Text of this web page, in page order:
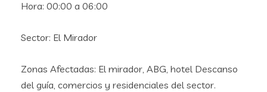
Hora: 00:00 a 06:00
Sector: El Mirador
Zonas Afectadas: El mirador, ABG, hotel Descanso
del guía, comercios y residenciales del sector.